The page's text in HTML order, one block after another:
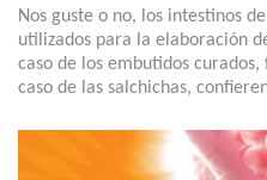
Nos guste o no, los intestinos
utilizados para la elaboración
caso de los embutidos
caso de las salchichas,